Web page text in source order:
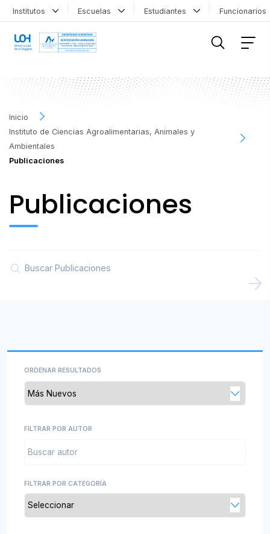
Institutos Escuelas Estudiantes
Inicio
Instituto de Ciencias Agroalimentarias, Animales y
Ambientales
Publicaciones
Publicaciones
ORDENAR RESULTADOS
FILTRAR POR AUTOR
FILTRAR POR CATEGORÍA